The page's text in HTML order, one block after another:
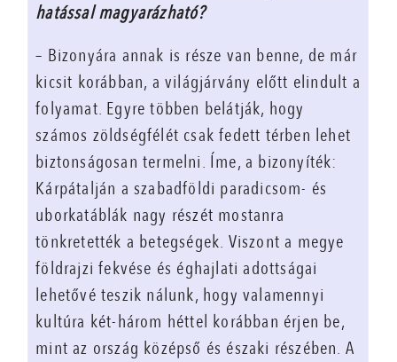
hatással magyarázható?
– Bizonyára annak is része van benne, de már
kicsit korábban, a világjárvány előtt elindult a
folyamat. Egyre többen belátják, hogy
számos zöldségfélét csak fedett térben lehet
biztonságosan termelni. Íme, a bizonyíték:
Kárpátalján a szabadföldi paradicsom- és
uborkatáblák nagy részét mostanra
tönkretették a betegségek. Viszont a megye
földrajzi fekvése és éghajlati adottságai
lehetővé teszik nálunk, hogy valamennyi
kultúra két-három héttel korábban érjen be,
mint az ország középső és északi részében. A